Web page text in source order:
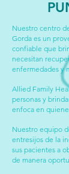
Nuestro centro
Gorda es un
confiable que
necesitan
enfermedades y
Allied Family
personas y
enfoca en
Nuestro equipo
entresijos de la
sus pacientes a
de manera